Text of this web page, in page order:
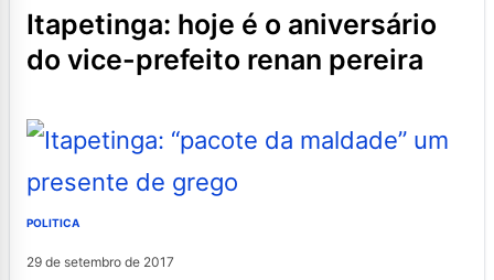
itapetinga: hoje é o aniversário
do vice-prefeito renan pereira
POLITICA
29 de setembro de 2017